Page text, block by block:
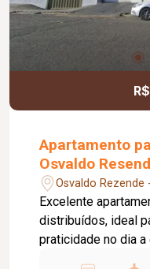
Apartamento
Osvaldo
Osvaldo Rezende
Excelente
distribuídos, ideal
praticidade no dia a dia. O imóvel